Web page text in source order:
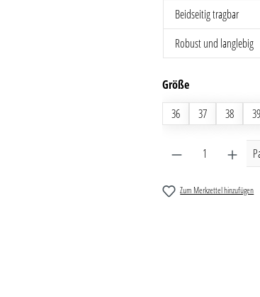
Beidseitig tragbar
Robust und langlebig
Größeauswählen
36
37 38 39
Produkt
Zum Merkzettel hinzufügen